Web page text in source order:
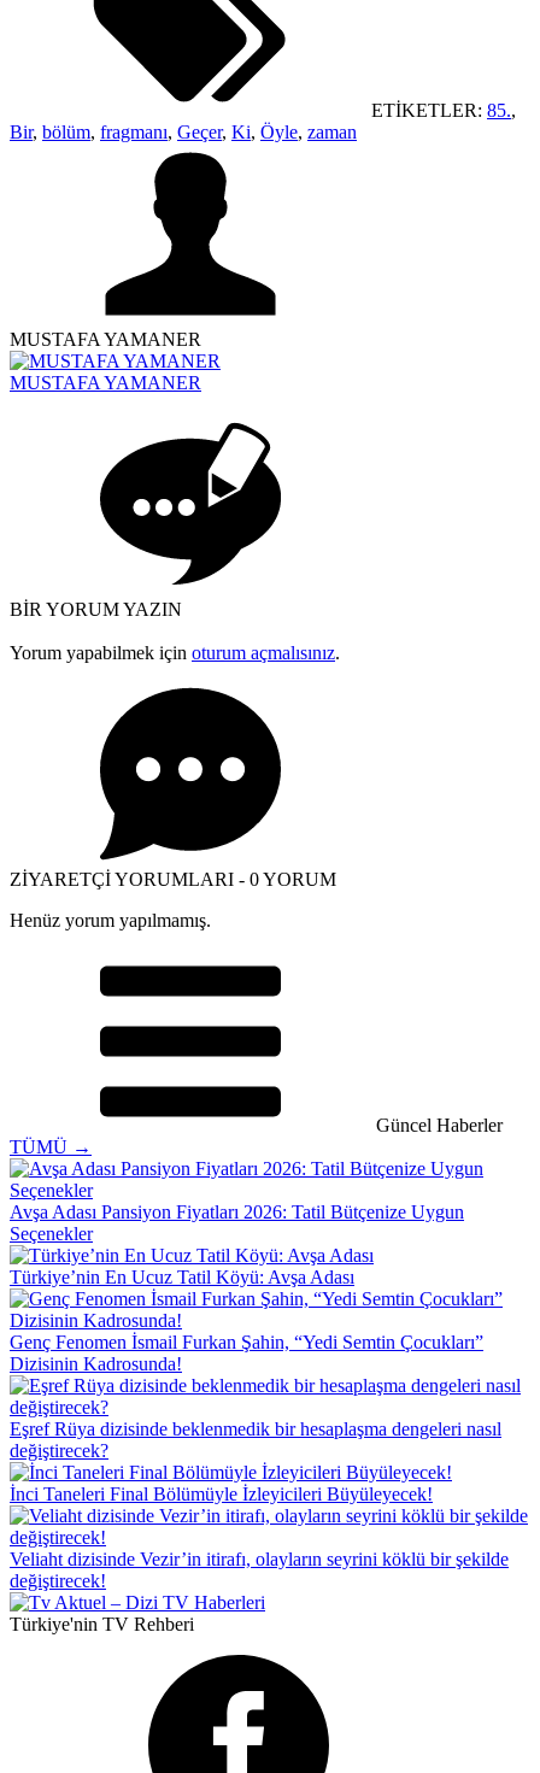
ETİKETLER: 85.,
Bir, bölüm, fragmanı, Geçer, Ki, Öyle, zaman
MUSTAFA YAMANER
MUSTAFA YAMANER
BİR YORUM YAZIN
Yorum yapabilmek için oturum açmalısınız.
ZİYARETÇİ YORUMLARI - 0 YORUM
Henüz yorum yapılmamış.
Güncel Haberler
TÜMÜ →
Avşa Adası Pansiyon Fiyatları 2026: Tatil Bütçenize Uygun
Seçenekler
Türkiye’nin En Ucuz Tatil Köyü: Avşa Adası
Genç Fenomen İsmail Furkan Şahin, “Yedi Semtin Çocukları”
Dizisinin Kadrosunda!
Eşref Rüya dizisinde beklenmedik bir hesaplaşma dengeleri nasıl
değiştirecek?
İnci Taneleri Final Bölümüyle İzleyicileri Büyüleyecek!
Veliaht dizisinde Vezir’in itirafı, olayların seyrini köklü bir şekilde
değiştirecek!
Türkiye'nin TV Rehberi